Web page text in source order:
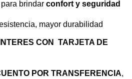
brindar confort y seguridad
mayor durabilidad
CON TARJETA DE
POR TRANSFERENCIA,